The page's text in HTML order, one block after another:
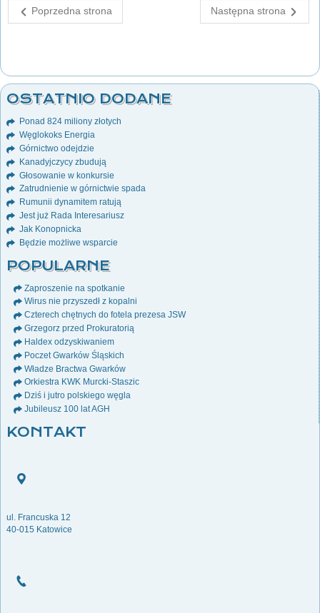
Poprzedna strona Następna strona
OSTATNIO DODANE
Ponad 824 miliony złotych
Węglokoks Energia
Górnictwo odejdzie
Kanadyjczycy zbudują
Głosowanie w konkursie
Zatrudnienie w górnictwie spada
Rumunii dynamitem ratują
Jest już Rada Interesariusz
Jak Konopnicka
Będzie możliwe wsparcie
POPULARNE
Zaproszenie na spotkanie
Wirus nie przyszedł z kopalni
Czterech chętnych do fotela prezesa JSW
Grzegorz przed Prokuratorią
Haldex odzyskiwaniem
Poczet Gwarków Śląskich
Władze Bractwa Gwarków
Orkiestra KWK Murcki-Staszic
Dziś i jutro polskiego węgla
Jubileusz 100 lat AGH
KONTAKT
ul. Francuska 12
40-015 Katowice